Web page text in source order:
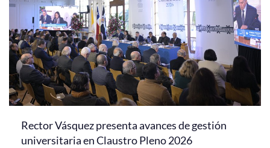
Rector Vásquez presenta avances de gestión
universitaria en Claustro Pleno 2026